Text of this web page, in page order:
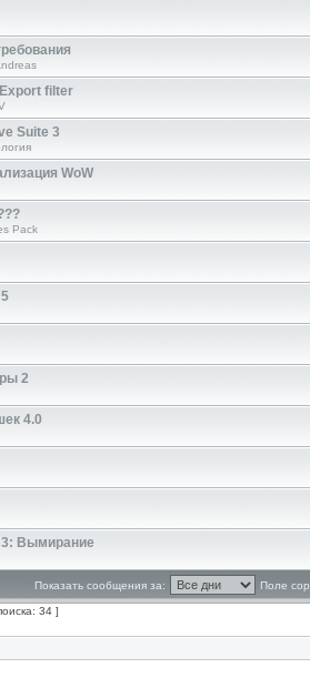
Export filter
Suite 3
WoW
Pack
2
4.0
Вымирание
Показать сообщения за: Поле
34 ]